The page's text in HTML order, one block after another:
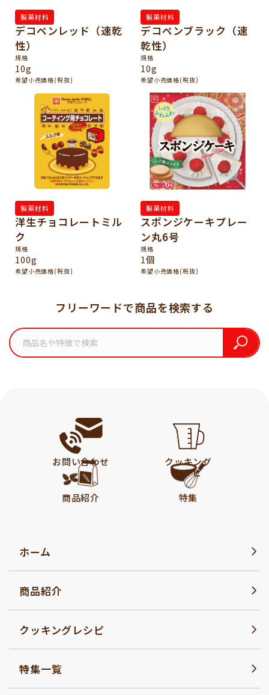
デコペンレッド（速乾
性）
製菓材料
規格
10g
希望小売価格(税抜)
デコペンブラック（速
乾性）
製菓材料
規格
10g
希望小売価格(税抜)
洋生チョコレートミル
ク
製菓材料
規格
100g
希望小売価格(税抜)
スポンジケーキプレー
ン丸6号
製菓材料
規格
1個
希望小売価格(税抜)
フリーワードで商品を検索する
お問い合わせ
クッキング
レシピ
商品紹介
特集
ホーム
商品紹介
クッキングレシピ
特集一覧